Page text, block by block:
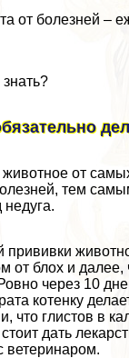
от болезней –
от
тем
прививки
от блох и далее,
через 10
котенку
что глистов в
дать
ветеринаром.